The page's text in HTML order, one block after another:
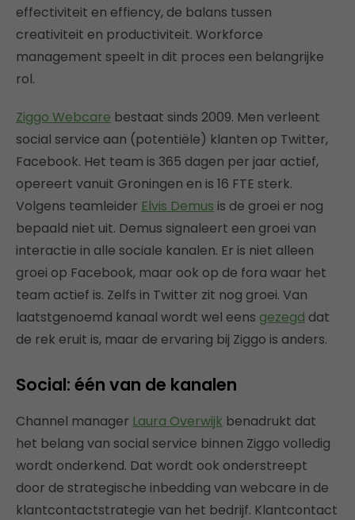
effectiviteit en effiency, de balans tussen
creativiteit en productiviteit. Workforce
management speelt in dit proces een belangrijke
rol.
Ziggo Webcare bestaat sinds 2009. Men verleent
social service aan (potentiële) klanten op Twitter,
Facebook. Het team is 365 dagen per jaar actief,
opereert vanuit Groningen en is 16 FTE sterk.
Volgens teamleider Elvis Demus is de groei er nog
bepaald niet uit. Demus signaleert een groei van
interactie in alle sociale kanalen. Er is niet alleen
groei op Facebook, maar ook op de fora waar het
team actief is. Zelfs in Twitter zit nog groei. Van
laatstgenoemd kanaal wordt wel eens gezegd dat
de rek eruit is, maar de ervaring bij Ziggo is anders.
Social: één van de kanalen
Channel manager Laura Overwijk benadrukt dat
het belang van social service binnen Ziggo volledig
wordt onderkend. Dat wordt ook onderstreept
door de strategische inbedding van webcare in de
klantcontactstrategie van het bedrijf. Klantcontact